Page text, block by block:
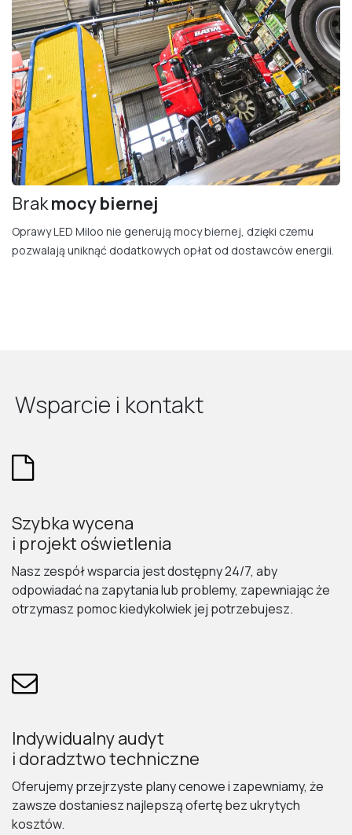
Brakmocy bierne​j
Oprawy LED Miloo nie generują mocy biernej, dzięki czemu
pozwalają uniknąć dodatkowych opłat od dostawców energii.
Wsparcie i kontakt
Szybka wycena
i projekt oświetlenia
Nasz zespół wsparcia jest dostępny 24/7, aby
odpowiadać na zapytania lub problemy, zapewniając że
otrzymasz pomoc kiedykolwiek jej potrzebujesz.
Indywidualny audyt
i doradztwo techniczne
Oferujemy przejrzyste plany cenowe i zapewniamy, że
zawsze dostaniesz najlepszą ofertę bez ukrytych
kosztów.